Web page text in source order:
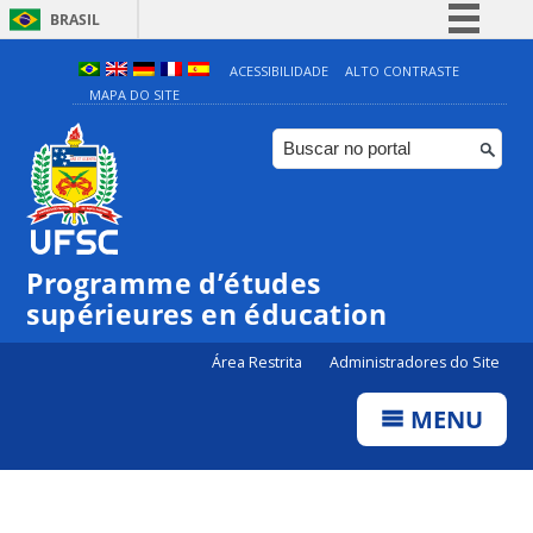
BRASIL
Simplifique!
Comunica BR
Participe
ACESSIBILIDADE
ALTO CONTRASTE
MAPA DO SITE
Programme d’études
supérieures en éducation
Área Restrita Administradores do Site
MENU